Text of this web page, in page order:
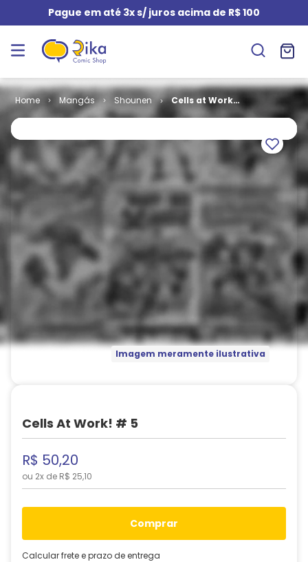
Pague em até 3x s/ juros acima de R$ 100
Mangás Shounen
Cells at Work!
Imagem meramente ilustrativa
Cells At Work! # 5
R$ 50,20
ou 2x de R$ 25,10
comprar
Calcular frete e prazo de entrega